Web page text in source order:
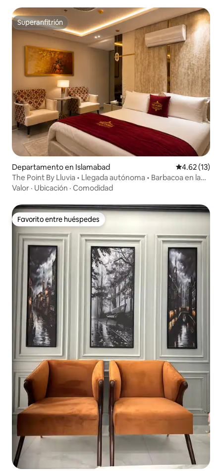
Superanfitrión
Superanfitrión
Departamento en Islamabad Calificación
4.62 (13)
The Point By Lluvia • Llegada autónoma • Barbacoa en la
azotea
Valor · Ubicación · Comodidad
Favorito entre huéspedes
Favorito entre huéspedes